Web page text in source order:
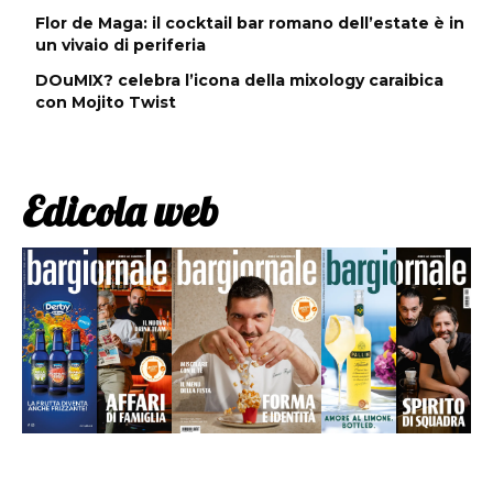
Flor de Maga: il cocktail bar romano dell’estate è in
un vivaio di periferia
DOuMIX? celebra l’icona della mixology caraibica
con Mojito Twist
Edicola web